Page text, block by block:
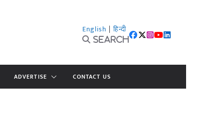
English | हिन्दी
Search
ADVERTISE CONTACT US